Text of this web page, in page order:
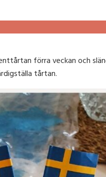
förra veckan och
tårtan.